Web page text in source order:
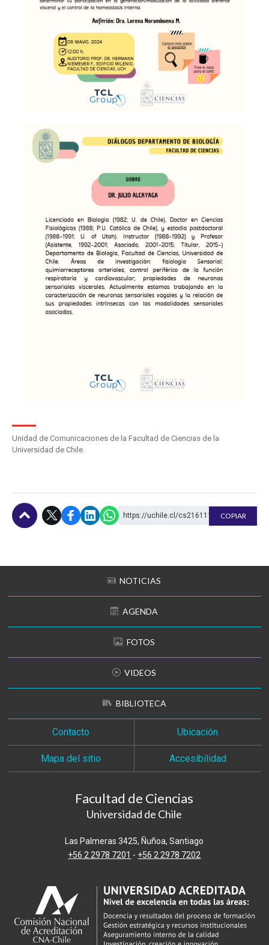
Unidad de Comunicaciones de la Facultad de Ciencias de la
Universidad de Chile.
https://uchile.cl/cs216111 COPIAR
NOTICIAS
AGENDA
FOTOS
VIDEOS
BIBLIOTECA
Contacto Ubicación
Mapa del sitio Accesibilidad
Facultad de Ciencias
Universidad de Chile
Las Palmeras 3425, Ñuñoa, Santiago
+56 2 2978 7201 - +56 2 2978 7202